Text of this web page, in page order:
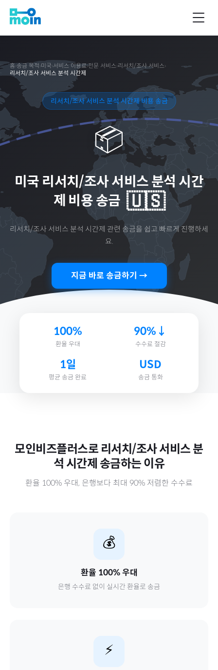
홈›송금 목적›미국›서비스 이용료›전문 서비스›리서치/조사 서비스›
리서치/조사 서비스 분석 시간제
리서치/조사 서비스 분석 시간제 비용 송금
📦
미국 리서치/조사 서비스 분석 시간
제 비용 송금 🇺🇸
리서치/조사 서비스 분석 시간제 관련 송금을 쉽고 빠르게 진행하세
요.
지금 바로 송금하기 →
100%
환율 우대
90%↓
수수료 절감
1일
평균 송금 완료
USD
송금 통화
모인비즈플러스로 리서치/조사 서비스 분
석 시간제 송금하는 이유
환율 100% 우대, 은행보다 최대 90% 저렴한 수수료
💰
환율 100% 우대
은행 수수료 없이 실시간 환율로 송금
⚡